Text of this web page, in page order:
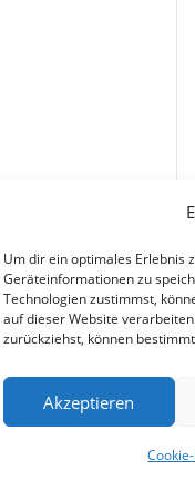
Um dir ein optimales Erlebnis
Geräteinformationen zu
Technologien zustimmst,
auf dieser Website
zurückziehst, können
Akzeptieren